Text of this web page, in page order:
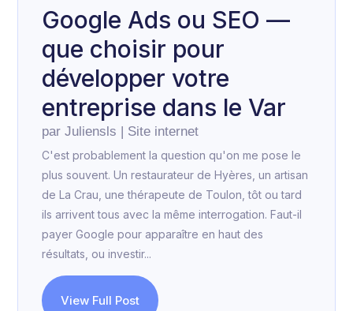
Google Ads ou SEO —
que choisir pour
développer votre
entreprise dans le Var
parJuliensls | Site internet
C'est probablement la question qu'on me pose le
plus souvent. Un restaurateur de Hyères, un artisan
de La Crau, une thérapeute de Toulon, tôt ou tard
ils arrivent tous avec la même interrogation. Faut-il
payer Google pour apparaître en haut des
résultats, ou investir...
View Full Post